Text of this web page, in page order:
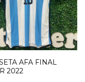
AFA FINAL
2022